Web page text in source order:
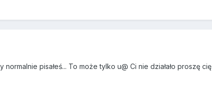
pisałeś... To może tylko u@ Ci nie działało proszę cię